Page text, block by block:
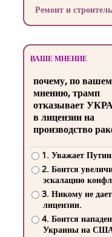
Ремонт и
ВАШЕ МНЕНИЕ
почему, по
мнению, трамп
отказывает
в лицензии на
производство
1. Уважает
2. Боится
эскалацию
3. Никому не
лицензии.
4. Боится
Украины на